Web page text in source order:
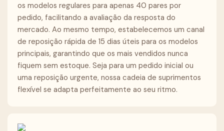
os modelos regulares para apenas 40 pares por
pedido, facilitando a avaliação da resposta do
mercado. Ao mesmo tempo, estabelecemos um canal
de reposição rápida de 15 dias úteis para os modelos
principais, garantindo que os mais vendidos nunca
fiquem sem estoque. Seja para um pedido inicial ou
uma reposição urgente, nossa cadeia de suprimentos
flexível se adapta perfeitamente ao seu ritmo.